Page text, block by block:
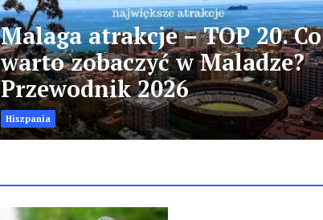
Malaga atrakcje – TOP 20. Co
warto zobaczyć w Maladze?
Przewodnik 2026
Hiszpania